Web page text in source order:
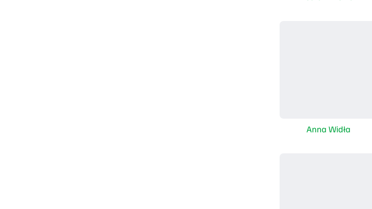
Anna Widła